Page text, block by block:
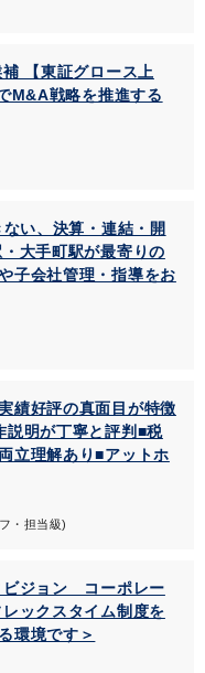
【東証グロース上
M&A戦略を推進する
い、決算・連結・開
大手町駅が最寄りの
子会社管理・指導をお
績好評の真面目が特徴
説明が丁寧と評判■税
立理解あり■アットホ
・担当級)
ビジョン コーポレー
ックスタイム制度を
環境です＞